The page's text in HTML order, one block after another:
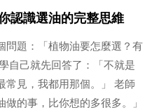
識選油的完整思維
問題：「植物油要怎麼選？有
自己就先回答了：「不就是
常見，我都用那個。」 老師
的事，比你想的多很多。」